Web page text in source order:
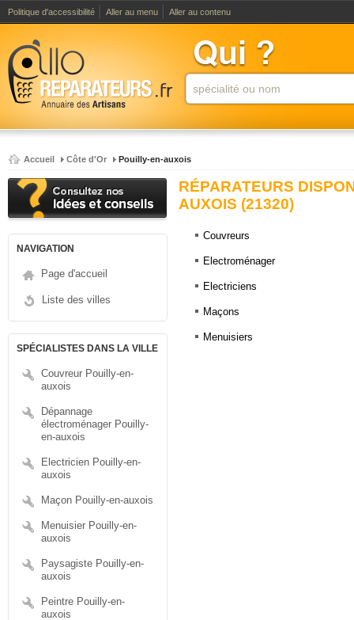
Politique d'accessibilité Aller au menu Aller au contenu
Accueil Côte d'Or Pouilly-en-auxois
NAVIGATION
Page d'accueil
Liste des villes
SPÉCIALISTES DANS LA VILLE
Couvreur Pouilly-en-
auxois
Dépannage
électroménager Pouilly-
en-auxois
Electricien Pouilly-en-
auxois
Maçon Pouilly-en-auxois
Menuisier Pouilly-en-
auxois
Paysagiste Pouilly-en-
auxois
Peintre Pouilly-en-
auxois
RÉPARATEURS
AUXOIS (21320)
Couvreurs
Electroménager
Electriciens
Maçons
Menuisiers